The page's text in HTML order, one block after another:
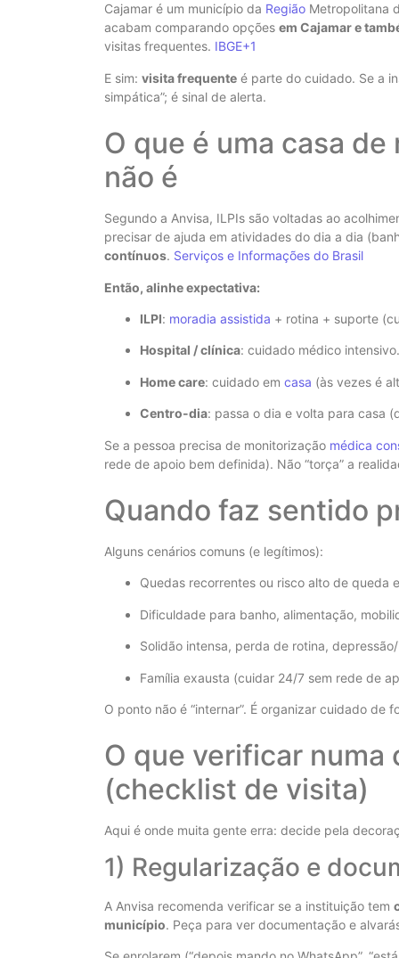
Cajamar é um município da Região Metropolitana
acabam comparando opções em Cajamar e
visitas frequentes. IBGE+1
E sim: visita frequente é parte do cuidado. Se a
simpática”; é sinal de alerta.
O que é uma casa
não é
Segundo a Anvisa, ILPIs são voltadas ao
precisar de ajuda em atividades do dia a dia
contínuos. Serviços e Informações do Brasil
Então, alinhe expectativa:
ILPI: moradia assistida + rotina + suporte
Hospital / clínica: cuidado médico intensivo.
Home care: cuidado em casa (às vezes é
Centro-dia: passa o dia e volta para casa
Se a pessoa precisa de monitorização médica
rede de apoio bem definida). Não “torça” a
Quando faz sentido
Alguns cenários comuns (e legítimos):
Quedas recorrentes ou risco alto de queda
Dificuldade para banho, alimentação,
Solidão intensa, perda de rotina,
Família exausta (cuidar 24/7 sem rede de
O ponto não é “internar”. É organizar cuidado de
O que verificar numa
(checklist de visita)
Aqui é onde muita gente erra: decide pela
1) Regularização e
A Anvisa recomenda verificar se a instituição tem
município. Peça para ver documentação e